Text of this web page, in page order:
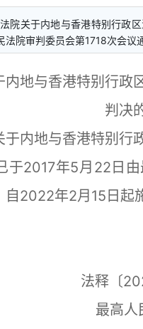
法院关于内地与香港特别行政
院审判委员会第1718次会议
内地与香港特别行政
判决
于内地与香港特别
于2017年5月22日
自2022年2月15日起
法释〔
最高人